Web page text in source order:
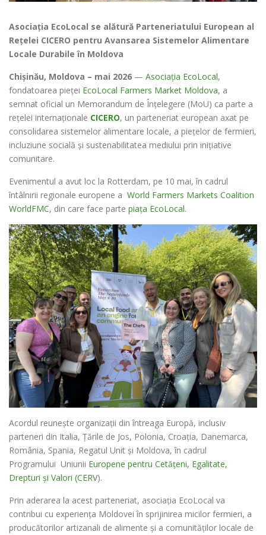
Asociația EcoLocal se alătură Parteneriatului European al
Rețelei CICERO pentru Avansarea Sistemelor Alimentare
Locale Durabile în Moldova
Chișinău, Moldova – mai 2026 — Asociația EcoLocal,
fondatoarea pieței EcoLocal Farmers Market Moldova, a
semnat oficial un Memorandum de Înțelegere (MoU) ca parte a
rețelei internaționale CICERO, un parteneriat european axat pe
consolidarea sistemelor alimentare locale, a piețelor de fermieri,
incluziune socială și sustenabilitatea mediului prin inițiative
comunitare.
Evenimentul a avut loc la Rotterdam, pe 10 mai, în cadrul
întâlnirii regionale europene a World Farmers Markets Coalition
WorldFMC, din care face parte piața EcoLocal.
Acordul reunește organizații din întreaga Europă, inclusiv
parteneri din Italia, Țările de Jos, Polonia, Croația, Danemarca,
România, Spania, Regatul Unit și Moldova, în cadrul
Programului Uniunii Europene pentru Cetățeni, Egalitate,
Drepturi și Valori (CERV).
Prin aderarea la acest parteneriat, asociația EcoLocal va
contribui cu experiența Moldovei în sprijinirea micilor fermieri, a
producătorilor artizanali de alimente și a comunităților locale de